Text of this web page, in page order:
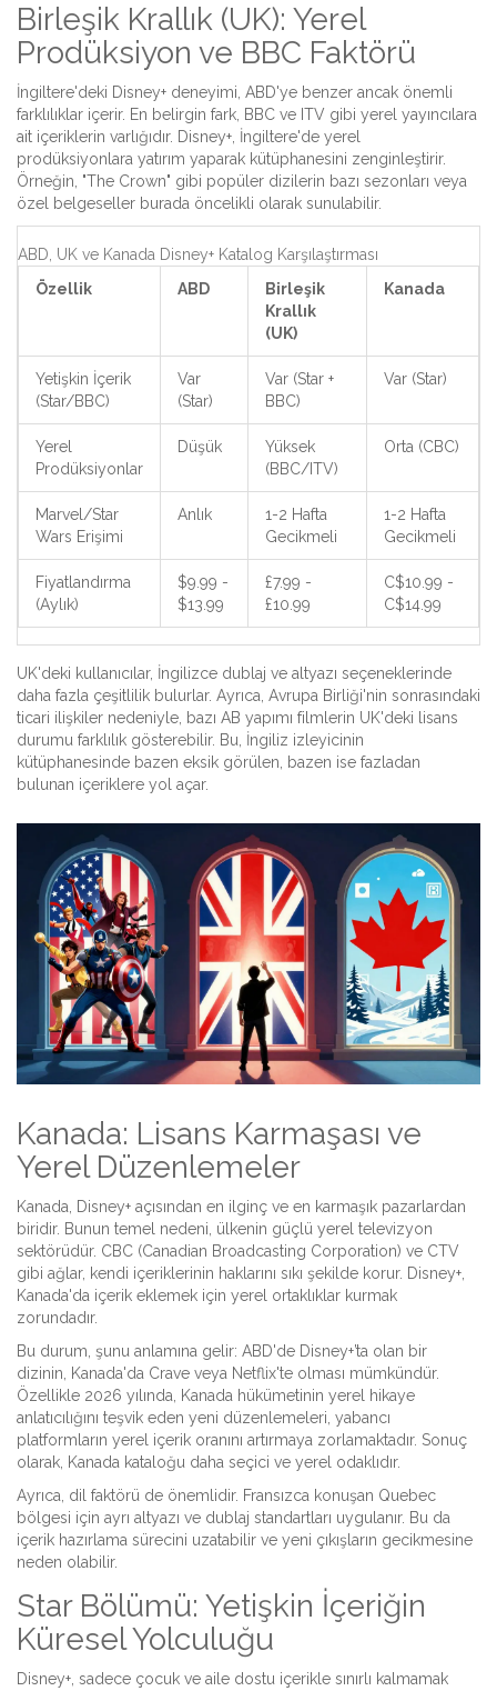
Birleşik Krallık (UK): Yerel
Prodüksiyon ve BBC Faktörü
İngiltere'deki Disney+ deneyimi, ABD'ye benzer ancak önemli
farklılıklar içerir. En belirgin fark, BBC ve ITV gibi yerel yayıncılara
ait içeriklerin varlığıdır. Disney+, İngiltere'de yerel
prodüksiyonlara yatırım yaparak kütüphanesini zenginleştirir.
Örneğin, "The Crown" gibi popüler dizilerin bazı sezonları veya
özel belgeseller burada öncelikli olarak sunulabilir.
ABD, UK ve Kanada Disney+ Katalog Karşılaştırması
Özellik
ABD
Birleşik
Krallık
(UK)
Kanada
Yetişkin İçerik
(Star/BBC)
Var
(Star)
Var (Star +
BBC)
Var (Star)
Yerel
Prodüksiyonlar
Düşük
Yüksek
(BBC/ITV)
Orta (CBC)
Marvel/Star
Wars Erişimi
Anlık
1-2 Hafta
Gecikmeli
1-2 Hafta
Gecikmeli
Fiyatlandırma
(Aylık)
$9.99 -
$13.99
£7.99 -
£10.99
C$10.99 -
C$14.99
UK'deki kullanıcılar, İngilizce dublaj ve altyazı seçeneklerinde
daha fazla çeşitlilik bulurlar. Ayrıca, Avrupa Birliği'nin sonrasındaki
ticari ilişkiler nedeniyle, bazı AB yapımı filmlerin UK'deki lisans
durumu farklılık gösterebilir. Bu, İngiliz izleyicinin
kütüphanesinde bazen eksik görülen, bazen ise fazladan
bulunan içeriklere yol açar.
Kanada: Lisans Karmaşası ve
Yerel Düzenlemeler
Kanada, Disney+ açısından en ilginç ve en karmaşık pazarlardan
biridir. Bunun temel nedeni, ülkenin güçlü yerel televizyon
sektörüdür. CBC (Canadian Broadcasting Corporation) ve CTV
gibi ağlar, kendi içeriklerinin haklarını sıkı şekilde korur. Disney+,
Kanada'da içerik eklemek için yerel ortaklıklar kurmak
zorundadır.
Bu durum, şunu anlamına gelir: ABD'de Disney+’ta olan bir
dizinin, Kanada'da Crave veya Netflix'te olması mümkündür.
Özellikle 2026 yılında, Kanada hükümetinin yerel hikaye
anlatıcılığını teşvik eden yeni düzenlemeleri, yabancı
platformların yerel içerik oranını artırmaya zorlamaktadır. Sonuç
olarak, Kanada kataloğu daha seçici ve yerel odaklıdır.
Ayrıca, dil faktörü de önemlidir. Fransızca konuşan Quebec
bölgesi için ayrı altyazı ve dublaj standartları uygulanır. Bu da
içerik hazırlama sürecini uzatabilir ve yeni çıkışların gecikmesine
neden olabilir.
Star Bölümü: Yetişkin İçeriğin
Küresel Yolculuğu
Disney+, sadece çocuk ve aile dostu içerikle sınırlı kalmamak